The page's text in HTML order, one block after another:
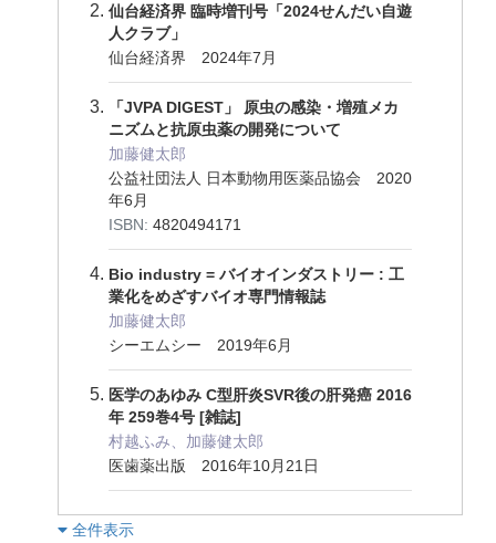
仙台経済界 臨時増刊号「2024せんだい自遊
人クラブ」
仙台経済界 2024年7月
「JVPA DIGEST」 原虫の感染・増殖メカ
ニズムと抗原虫薬の開発について
加藤健太郎
公益社団法人 日本動物用医薬品協会 2020
年6月
ISBN: 4820494171
Bio industry = バイオインダストリー : 工
業化をめざすバイオ専門情報誌
加藤健太郎
シーエムシー 2019年6月
医学のあゆみ C型肝炎SVR後の肝発癌 2016
年 259巻4号 [雑誌]
村越ふみ、加藤健太郎
医歯薬出版 2016年10月21日
︎全件表示